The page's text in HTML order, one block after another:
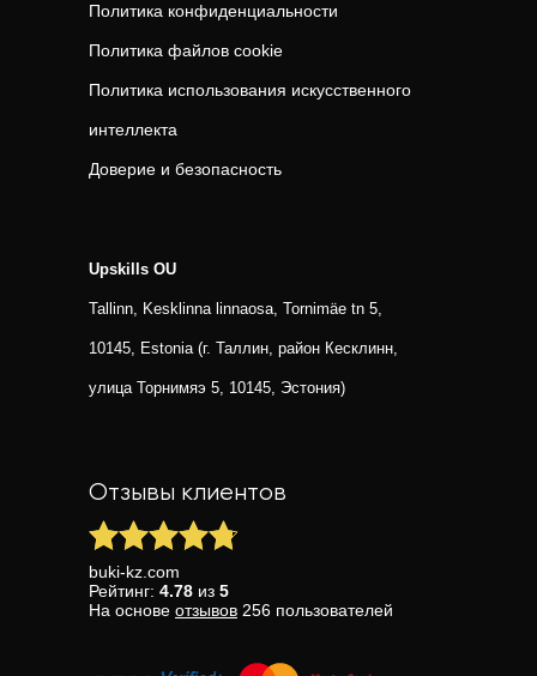
Политика конфиденциальности
Политика файлов cookie
Политика использования искусственного
интеллекта
Доверие и безопасность
Upskills OU
Tallinn, Kesklinna linnaosa, Tornimäe tn 5,
10145, Estonia (г. Таллин, район Кесклинн,
улица Торнимяэ 5, 10145, Эстония)
Отзывы клиентов
buki-kz.com
Рейтинг: 4.78 из 5
На основе отзывов 256 пользователей